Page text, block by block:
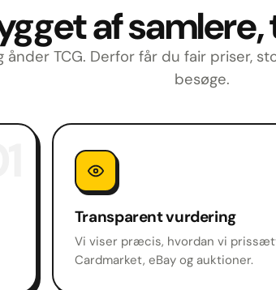
af
ånder TCG. Derfor får du fair priser,
besøge.
Transparent vurdering
Vi viser præcis, hvordan vi
Cardmarket, eBay og auktioner.